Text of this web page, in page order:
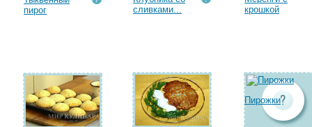
пирог
сливками...
крошкой
Пирожки